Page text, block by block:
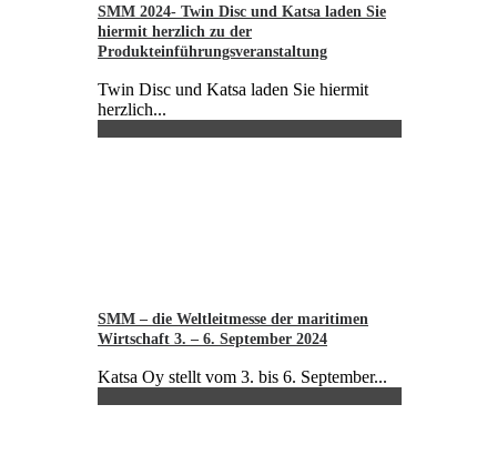
SMM 2024- Twin Disc und Katsa laden Sie
hiermit herzlich zu der
Produkteinführungsveranstaltung
Twin Disc und Katsa laden Sie hiermit
herzlich...
SMM – die Weltleitmesse der maritimen
Wirtschaft 3. – 6. September 2024
Katsa Oy stellt vom 3. bis 6. September...